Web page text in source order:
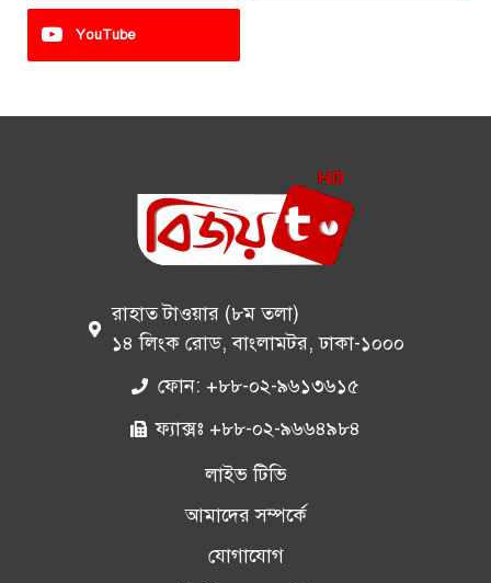
YouTube
রাহাত টাওয়ার (৮ম তলা)
১৪ লিংক রোড, বাংলামটর, ঢাকা-১০০০
ফোন: +৮৮-০২-৯৬১৩৬১৫
ফ্যাক্সঃ +৮৮-০২-৯৬৬৪৯৮৪
লাইভ টিভি
আমাদের সম্পর্কে
যোগাযোগ